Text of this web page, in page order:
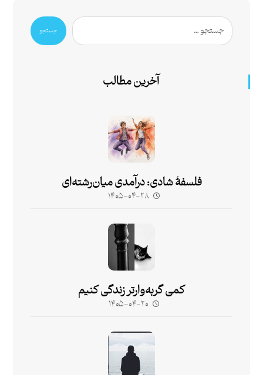
جستجو
آخرین مطالب
فلسفۀ شادی: درآمدی میان‌رشته‌ای
۱۴۰۵-۰۴-۲۸
کمی گربه‌وارتر زندگی کنیم
۱۴۰۵-۰۴-۲۰